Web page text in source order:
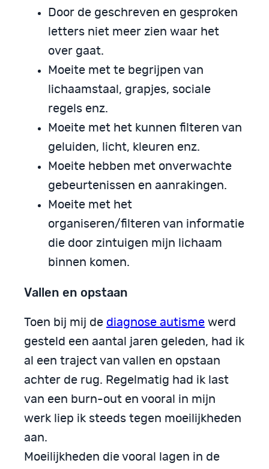
Door de geschreven en gesproken
letters niet meer zien waar het
over gaat.
Moeite met te begrijpen van
lichaamstaal, grapjes, sociale
regels enz.
Moeite met het kunnen filteren van
geluiden, licht, kleuren enz.
Moeite hebben met onverwachte
gebeurtenissen en aanrakingen.
Moeite met het
organiseren/filteren van informatie
die door zintuigen mijn lichaam
binnen komen.
Vallen en opstaan
Toen bij mij de diagnose autisme werd
gesteld een aantal jaren geleden, had ik
al een traject van vallen en opstaan
achter de rug. Regelmatig had ik last
van een burn-out en vooral in mijn
werk liep ik steeds tegen moeilijkheden
aan.
Moeilijkheden die vooral lagen in de